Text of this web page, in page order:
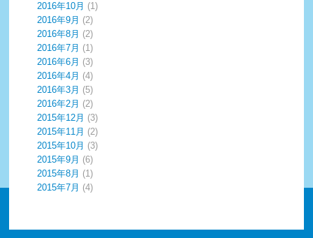
2016年10月 (1)
2016年9月 (2)
2016年8月 (2)
2016年7月 (1)
2016年6月 (3)
2016年4月 (4)
2016年3月 (5)
2016年2月 (2)
2015年12月 (3)
2015年11月 (2)
2015年10月 (3)
2015年9月 (6)
2015年8月 (1)
2015年7月 (4)